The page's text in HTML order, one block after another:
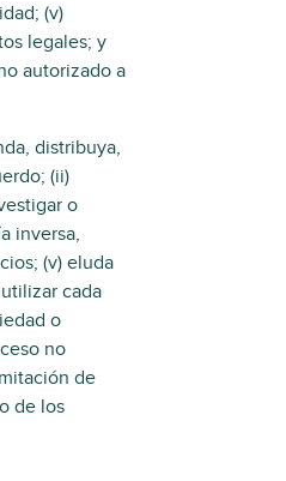
(v)
legales; y
autorizado a
distribuya,
(ii)
o
inversa,
(v) eluda
cada
o
no
de
de los